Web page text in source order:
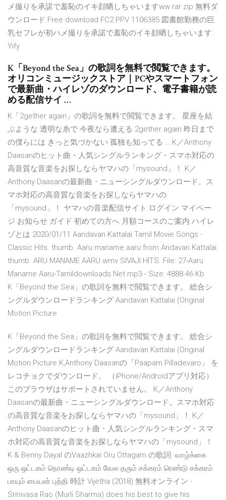
メ撮りを承諾で羞恥のイキ顔晒しちゃいますww rar zip 無料ダ
ウンロード Free download FC2 PPV 1106385 図書館勤務の巨
乳セフレが初ハメ撮りを承諾で羞恥のイキ顔晒しちゃいます.
Yify
K「Beyond the Sea」の歌詞を無料で閲覧できます。
オリコンミュージックストア｜PCやスマートフォン
で最新曲・ハイレゾのダウンロード、電子書籍が読
める配信サイ …
K「2gether again」の歌詞を無料で閲覧できます。 星座を結
ぶような 透明な糸で 今夜なら遭える 2gether again 昨日まで
の僕らには きっと気づかない 孤独も知ってる … K／Anthony
Daasanのヒット曲・人気シングルランキング・スマホ対応の
高音質な音楽をお探しならヤマハの「mysound」！ K／
Anthony Daasanの最新曲・ニューシングルダウンロード。ス
マホ対応の高音質な音楽をお探しならヤマハの
「mysound」！ ヤマハの音楽配信サイト ログイン マイペー
ジ お知らせ ガイド 初めての方へ 月額コースのご案内 ハイレ
ゾとは 2020/01/11 Aandavan Kattalai Tamil Movie Songs -
Classic Hits. thumb. Aaru maname aaru from Andavan Kattalai.
thumb. ARU MANAME AARU.wmv SIVAJI HITS. File: 27-Aaru
Maname Aaru-Tamildownloads.Net.mp3 - Size: 4888.46 Kb
K「Beyond the Sea」の歌詞を無料で閲覧できます。 総合シ
ングルダウンロードランキング Aandavan Kattalai (Original
Motion Picture
K「Beyond the Sea」の歌詞を無料で閲覧できます。 総合シ
ングルダウンロードランキング Aandavan Kattalai (Original
Motion Picture K,Anthony Daasanの「Paapam Pilladevaro」 を
レコチョクでダウンロード。 （iPhone/Androidアプリ対応）
このブラウザはサポートされていません。 K／Anthony
Daasanの最新曲・ニューシングルダウンロード。スマホ対応
の高音質な音楽をお探しならヤマハの「mysound」！ K／
Anthony Daasanのヒット曲・人気シングルランキング・スマ
ホ対応の高音質な音楽をお探しならヤマハの「mysound」！
K & Benny Dayal のVaazhkai Oru Ottagam の歌詞. வாழ்க்கை
ஒரு ஒட்டகம் நொண்டி ஒட்டகம் வேல தரும் சக்கரம் ரெண்டு சக்கரம்
பாயும் பையன் புத்தி 時計 Vijetha (2018) 無料オンライン -
Srinivasa Rao (Murli Sharma) does his best to give his